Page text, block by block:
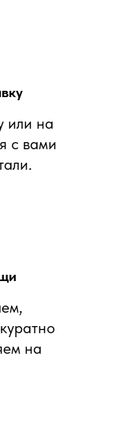
или на
с вами
на